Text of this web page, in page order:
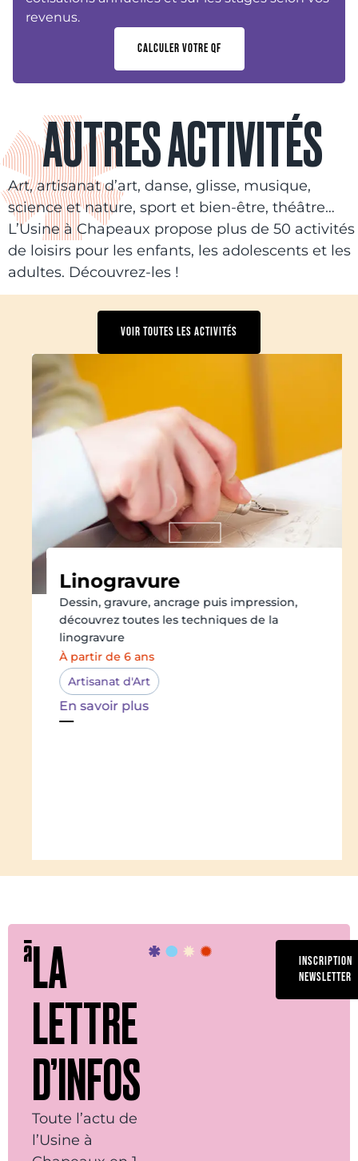
revenus.
CALCULER VOTRE QF
AUTRES ACTIVITÉS
Art, artisanat d’art, danse, glisse, musique,
science et nature, sport et bien-être, théâtre…
L’Usine à Chapeaux propose plus de 50 activités
de loisirs pour les enfants, les adolescents et les
adultes. Découvrez-les !
VOIR TOUTES LES ACTIVITÉS
Linogravure
Dessin, gravure, ancrage puis impression,
découvrez toutes les techniques de la
linogravure
À partir de 6 ans
Artisanat d'Art
En savoir plus
LA
LETTRE
D’INFOS
Toute l’actu de
l’Usine à
INSCRIPTION
NEWSLETTER